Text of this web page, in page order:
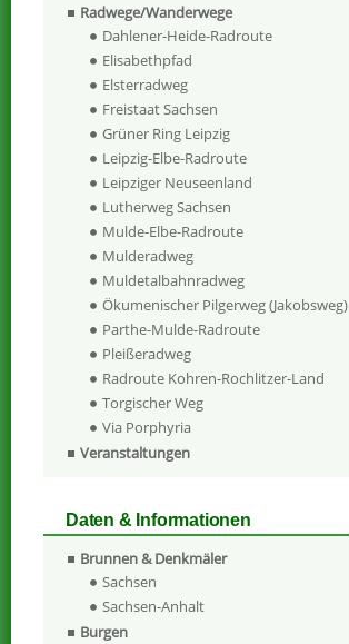
Radwege/Wanderwege
Dahlener-Heide-Radroute
Elisabethpfad
Elsterradweg
Freistaat Sachsen
Grüner Ring Leipzig
Leipzig-Elbe-Radroute
Leipziger Neuseenland
Lutherweg Sachsen
Mulde-Elbe-Radroute
Mulderadweg
Muldetalbahnradweg
Ökumenischer Pilgerweg (Jakobsweg)
Parthe-Mulde-Radroute
Pleißeradweg
Radroute Kohren-Rochlitzer-Land
Torgischer Weg
Via Porphyria
Veranstaltungen
Daten & Informationen
Brunnen & Denkmäler
Sachsen
Sachsen-Anhalt
Burgen